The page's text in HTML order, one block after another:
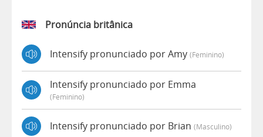
Pronúncia britânica
Intensify pronunciado por Amy (feminino)
Intensify pronunciado por Emma
(feminino)
Intensify pronunciado por Brian (masculino)